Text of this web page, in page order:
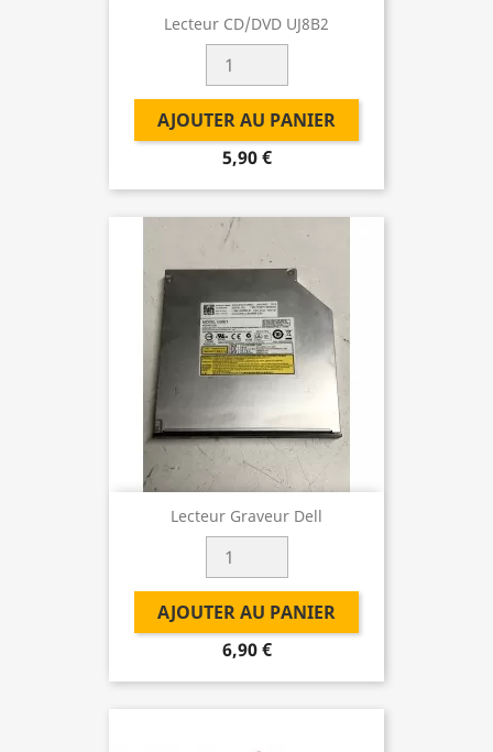
Lecteur CD/DVD UJ8B2
AJOUTER AU PANIER
5,90 €
Lecteur Graveur Dell
AJOUTER AU PANIER
6,90 €